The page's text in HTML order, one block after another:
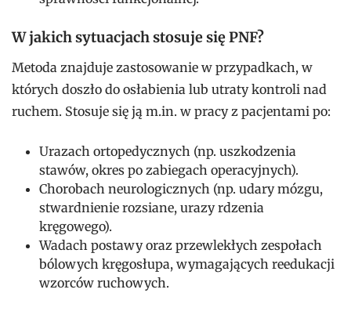
W jakich sytuacjach stosuje się PNF?
Metoda znajduje zastosowanie w przypadkach, w
których doszło do osłabienia lub utraty kontroli nad
ruchem. Stosuje się ją m.in. w pracy z pacjentami po:
Urazach ortopedycznych (np. uszkodzenia
stawów, okres po zabiegach operacyjnych).
Chorobach neurologicznych (np. udary mózgu,
stwardnienie rozsiane, urazy rdzenia
kręgowego).
Wadach postawy oraz przewlekłych zespołach
bólowych kręgosłupa, wymagających reedukacji
wzorców ruchowych.